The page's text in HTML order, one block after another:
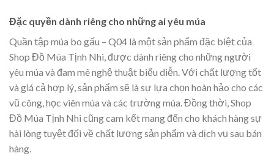
Đặc quyền dành riêng cho những ai yêu múa
Quần tập múa bo gấu – Q04 là một sản phẩm đặc biệt của
Shop Đồ Múa Tịnh Nhi, được dành riêng cho những người
yêu múa và đam mê nghệ thuật biểu diễn. Với chất lượng tốt
và giá cả hợp lý, sản phẩm sẽ là sự lựa chọn hoàn hảo cho các
vũ công, học viên múa và các trường múa. Đồng thời, Shop
Đồ Múa Tịnh Nhi cũng cam kết mang đến cho khách hàng sự
hài lòng tuyệt đối về chất lượng sản phẩm và dịch vụ sau bán
hàng.